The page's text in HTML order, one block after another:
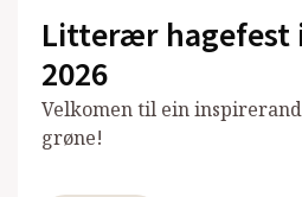
Litterær hagefest
2026
Velkomen til ein
grøne!